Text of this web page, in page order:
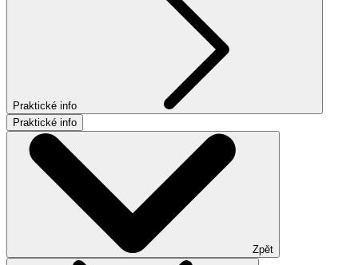
Praktické info
Praktické info
Zpět